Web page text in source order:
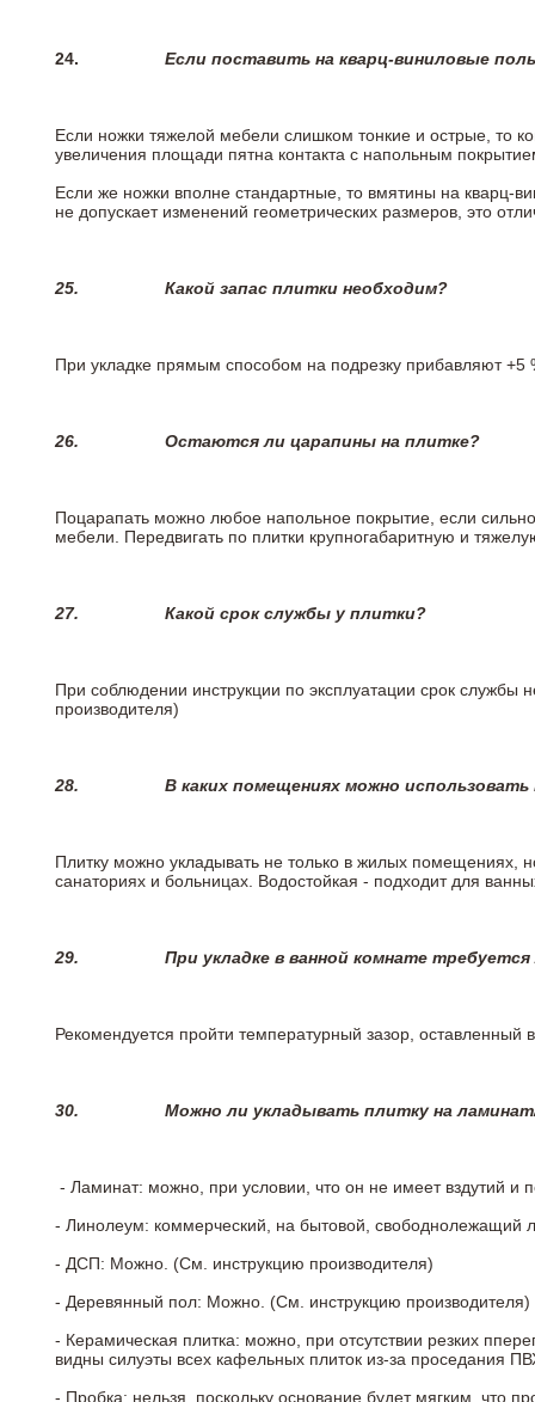
24. Если поставить на кварц-виниловые
Если ножки тяжелой мебели слишком тонкие и острые, то
увеличения площади пятна контакта с напольным
Если же ножки вполне стандартные, то вмятины на кварц-
не допускает изменений геометрических размеров, это
25. Какой запас плитки необходим?
При укладке прямым способом на подрезку прибавляют +5
26. Остаются ли царапины на плитке?
Поцарапать можно любое напольное покрытие, если
мебели. Передвигать по плитки крупногабаритную и
27. Какой срок службы у плитки?
При соблюдении инструкции по эксплуатации срок
производителя)
28. В каких помещениях можно
Плитку можно укладывать не только в жилых помещениях,
санаториях и больницах. Водостойкая - подходит для
29. При укладке в ванной комнате
Рекомендуется пройти температурный зазор,
30. Можно ли укладывать плитку на
- Ламинат: можно, при условии, что он не имеет вздутий
- Линолеум: коммерческий, на бытовой, свободнолежащий
- ДСП: Можно. (См. инструкцию производителя)
- Деревянный пол: Можно. (См. инструкцию производителя)
- Керамическая плитка: можно, при отсутствии резких
видны силуэты всех кафельных плиток из-за проседания
- Пробка: нельзя, поскольку основание будет мягким, что